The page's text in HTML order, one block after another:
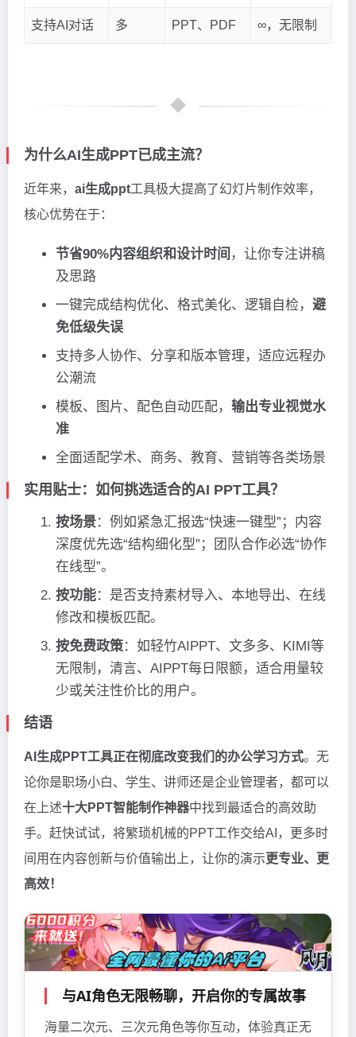
支持AI对话 多 PPT、PDF ∞，无限制
为什么AI生成PPT已成主流？
近年来， ai生成ppt工具极大提高了幻灯片制作效率，
核心优势在于：
节省90%内容组织和设计时间 ，让你专注讲稿
及思路
一键完成结构优化、格式美化、逻辑自检， 避
免低级失误
支持多人协作、分享和版本管理，适应远程办
公潮流
模板、图片、配色自动匹配， 输出专业视觉水
准
全面适配学术、商务、教育、营销等各类场景
实用贴士：如何挑选适合的AI PPT工具？
按场景：例如紧急汇报选“快速一键型”；内容
深度优先选“结构细化型”；团队合作必选“协作
在线型”。
按功能：是否支持素材导入、本地导出、在线
修改和模板匹配。
按免费政策：如轻竹AIPPT、文多多、KIMI等
无限制，清言、AIPPT每日限额，适合用量较
少或关注性价比的用户。
结语
AI生成PPT工具正在彻底改变我们的办公学习方式。无
论你是职场小白、学生、讲师还是企业管理者，都可以
在上述十大PPT智能制作神器中找到最适合的高效助
手。赶快试试，将繁琐机械的PPT工作交给AI，更多时
间用在内容创新与价值输出上，让你的演示更专业、更
高效！
与AI角色无限畅聊，开启你的专属故事
海量二次元、三次元角色等你互动，体验真正无